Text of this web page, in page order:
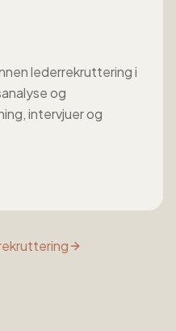
lederrekrutteringi
og
intervjuer og